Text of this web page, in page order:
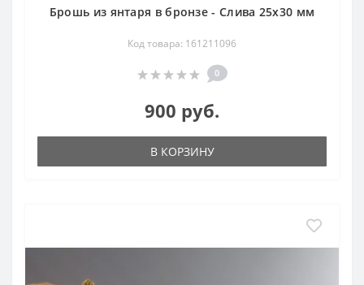
Брошь из янтаря в бронзе - Слива 25х30 мм
Код товара: 161211096
0
900 руб.
В КОРЗИНУ